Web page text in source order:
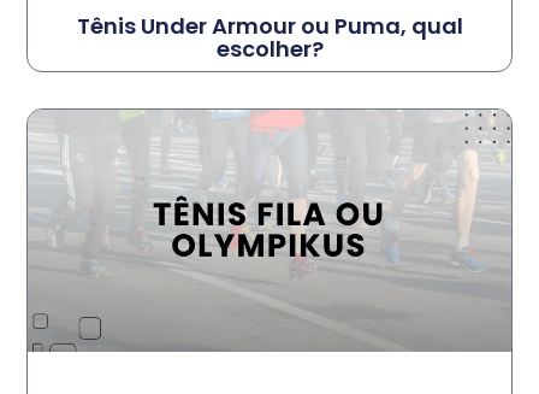
Tênis Under Armour ou Puma, qual
escolher?